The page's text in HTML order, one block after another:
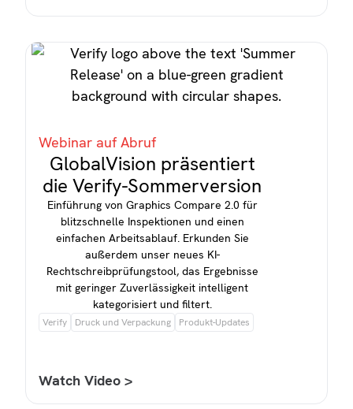
Webinar auf Abruf
GlobalVision präsentiert
die Verify-Sommerversion
Einführung von Graphics Compare 2.0 für
blitzschnelle Inspektionen und einen
einfachen Arbeitsablauf. Erkunden Sie
außerdem unser neues KI-
Rechtschreibprüfungstool, das Ergebnisse
mit geringer Zuverlässigkeit intelligent
kategorisiert und filtert.
Verify Druck und Verpackung Produkt-Updates
Watch Video >